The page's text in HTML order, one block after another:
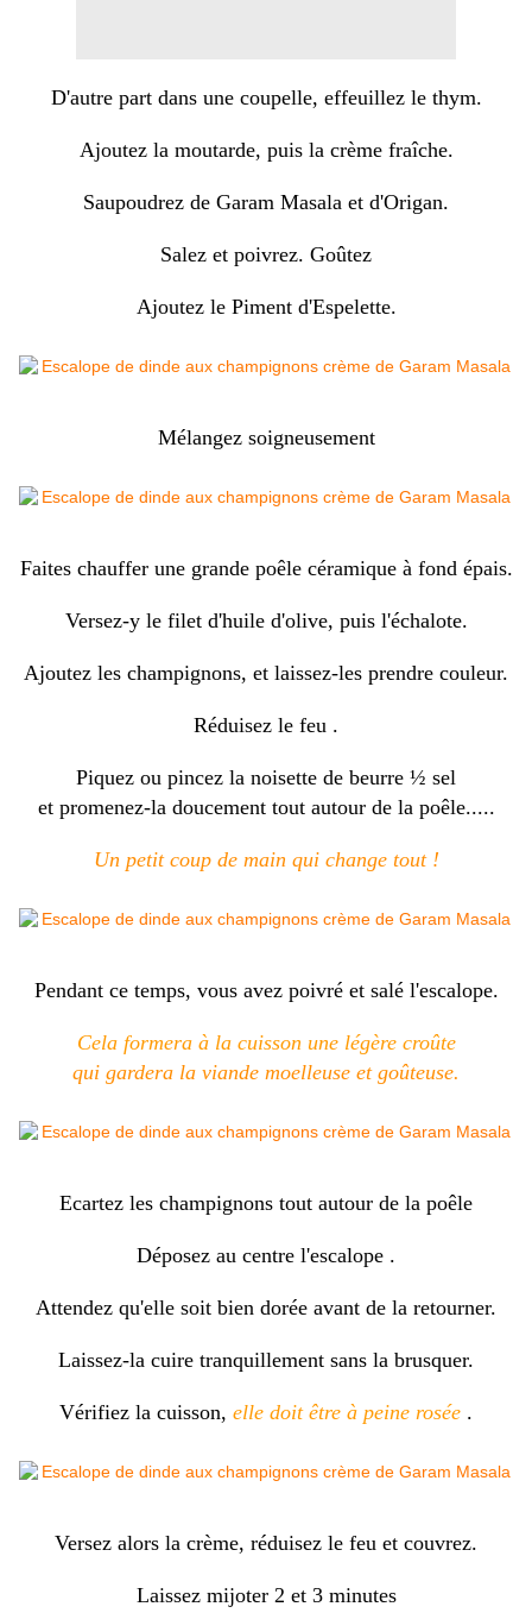
D'autre part dans une coupelle, effeuillez le thym.
Ajoutez la moutarde, puis la crème fraîche.
Saupoudrez de Garam Masala et d'Origan.
Salez et poivrez. Goûtez
Ajoutez le Piment d'Espelette.
Mélangez soigneusement
Faites chauffer une grande poêle céramique à fond épais.
Versez-y le filet d'huile d'olive, puis l'échalote.
Ajoutez les champignons, et laissez-les prendre couleur.
Réduisez le feu .
Piquez ou pincez la noisette de beurre ½ sel
et promenez-la doucement tout autour de la poêle.....
Un petit coup de main qui change tout !
Pendant ce temps, vous avez poivré et salé l'escalope.
Cela formera à la cuisson une légère croûte
qui gardera la viande moelleuse et goûteuse.
Ecartez les champignons tout autour de la poêle
Déposez au centre l'escalope .
Attendez qu'elle soit bien dorée avant de la retourner.
Laissez-la cuire tranquillement sans la brusquer.
Vérifiez la cuisson, elle doit être à peine rosée .
Versez alors la crème, réduisez le feu et couvrez.
Laissez mijoter 2 et 3 minutes